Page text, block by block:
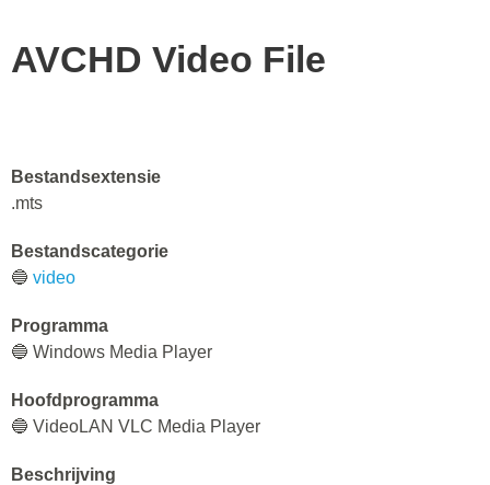
AVCHD Video File
Bestandsextensie
.mts
Bestandscategorie
🔵 video
Programma
🔵 Windows Media Player
Hoofdprogramma
🔵 VideoLAN VLC Media Player
Beschrijving